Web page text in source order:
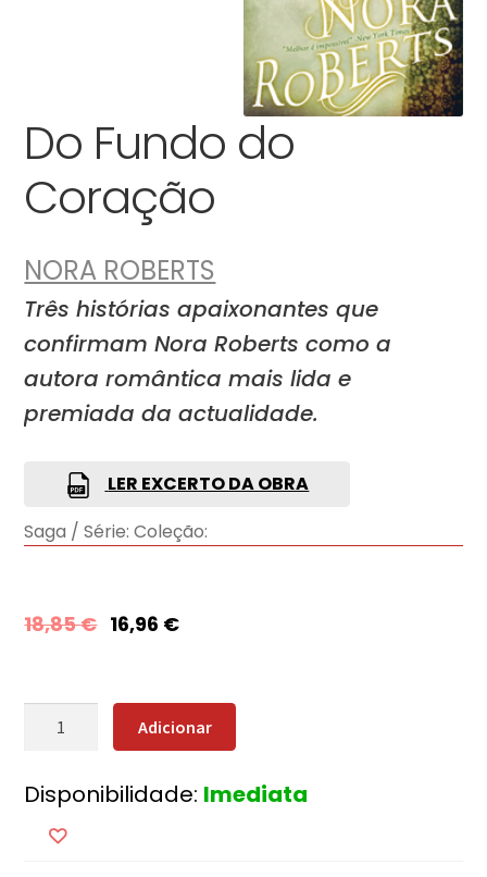
Do Fundo do
Coração
NORA ROBERTS
Três histórias apaixonantes que
confirmam Nora Roberts como a
autora romântica mais lida e
premiada da actualidade.
LER EXCERTO DA OBRA
Saga / Série: Coleção:
18,85€ 16,96 €
Quantidade
Fundo
Coração
Adicionar
Disponibilidade: Imediata